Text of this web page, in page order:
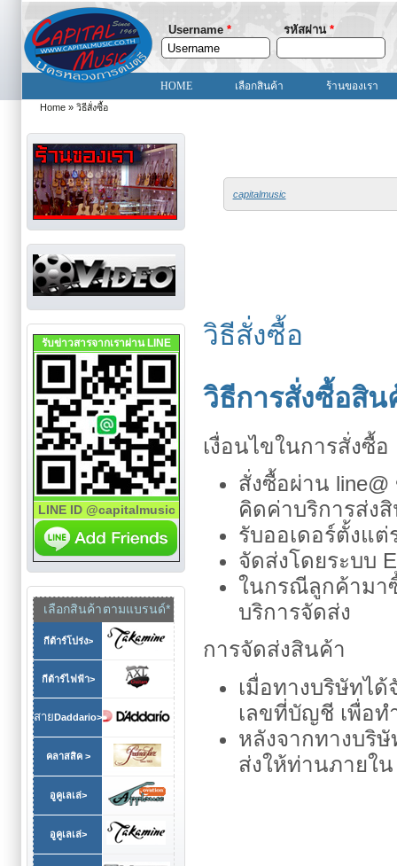
Username * รหัสผ่าน *
HOME เลือกสินค้า ร้านของเรา
You are here
Home » วิธีสั่งซื้อ
capitalmusic
วิธีสั่งซื้อ
วิธีการสั่งซื้อสิน
เงื่อนไขในการสั่งซื้อ
สั่งซื้อผ่าน
คิดค่าบริการส่ง
รับออเดอร์ตั้งแ
จัดส่งโดยระบบ
ในกรณีลูกค้ามา
บริการจัดส่ง
การจัดส่งสินค้า
เมื่อทางบริษัทไ
เลขที่บัญชี เพื่อท
หลังจากทางบริ
ส่งให้ท่านภายใ
รับข่าวสารจากเราผ่าน LINE
LINE ID @capitalmusic
เลือกสินค้าตามแบรนด์*
กีต้าร์โปร่ง>
กีต้าร์ไฟฟ้า>
สายDaddario>
คลาสสิค >
อูคูเลเล่>
อูคูเลเล่>